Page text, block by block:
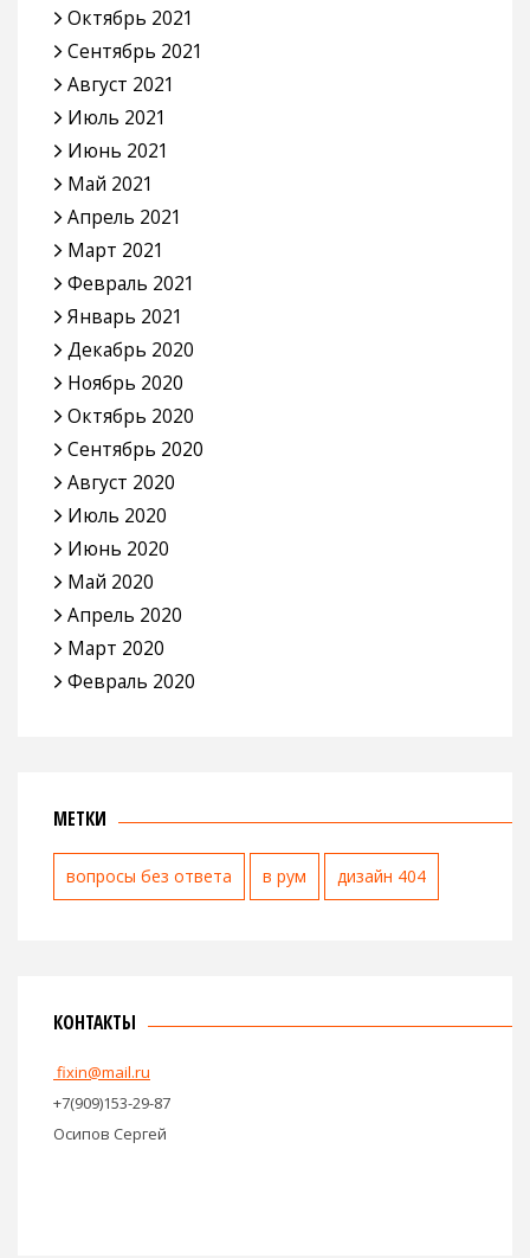
Октябрь 2021
Сентябрь 2021
Август 2021
Июль 2021
Июнь 2021
Май 2021
Апрель 2021
Март 2021
Февраль 2021
Январь 2021
Декабрь 2020
Ноябрь 2020
Октябрь 2020
Сентябрь 2020
Август 2020
Июль 2020
Июнь 2020
Май 2020
Апрель 2020
Март 2020
Февраль 2020
МЕТКИ
вопросы без ответа в рум дизайн 404
КОНТАКТЫ
fixin@mail.ru
+7(909)153-29-87
Осипов Сергей